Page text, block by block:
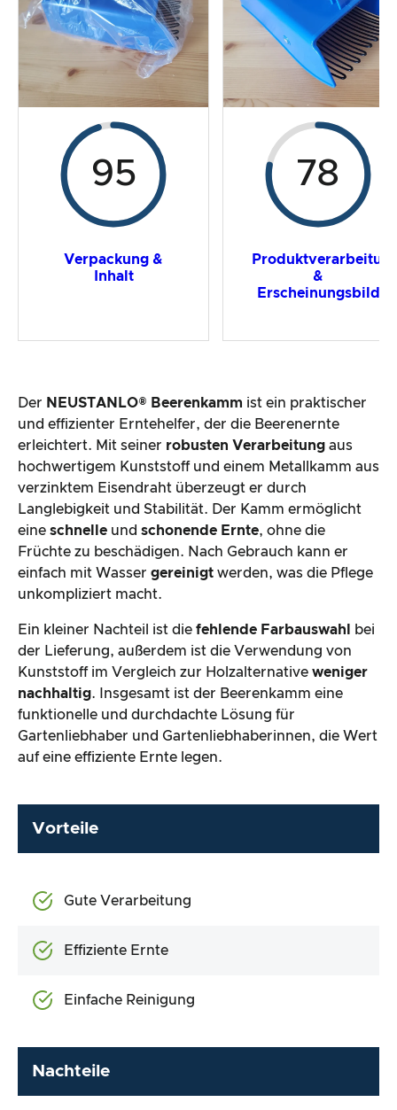
Gesamtergebnis
95
Verpackung &
Inhalt
78
&
Erscheinungsbild
Der NEUSTANLO® Beerenkamm ist ein praktischer
und effizienter Erntehelfer, der die Beerenernte
erleichtert. Mit seiner robusten Verarbeitung aus
hochwertigem Kunststoff und einem Metallkamm aus
verzinktem Eisendraht überzeugt er durch
Langlebigkeit und Stabilität. Der Kamm ermöglicht
eine schnelle und schonende Ernte, ohne die
Früchte zu beschädigen. Nach Gebrauch kann er
einfach mit Wasser gereinigt werden, was die Pflege
unkompliziert macht.
Ein kleiner Nachteil ist die fehlende Farbauswahl
bei
der Lieferung, außerdem ist die Verwendung von
Kunststoff im Vergleich zur Holzalternative weniger
nachhaltig. Insgesamt ist der Beerenkamm eine
funktionelle und durchdachte Lösung für
Gartenliebhaber und Gartenliebhaberinnen, die Wert
auf eine effiziente Ernte legen.
Vorteile
Gute Verarbeitung
Effiziente Ernte
Einfache Reinigung
Nachteile